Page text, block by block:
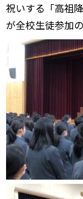
祝いする「高祖
が全校生徒参加